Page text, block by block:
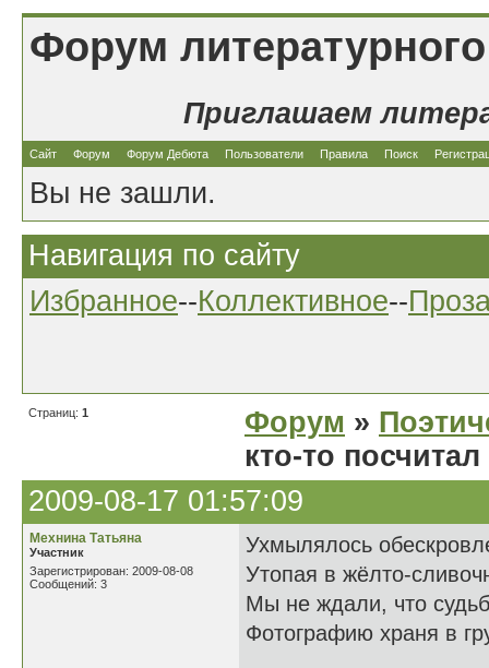
Форум
Приглашаем
Сайт Форум Форум Дебюта Пользователи Правила Поиск
Вы не зашли.
Навигация по сайту
Избранное--Коллективное--
Страниц: 1 Форум »
кто-то
2009-08-17 01:57:09
Мехнина Татьяна
Участник
Зарегистрирован: 2009-08-08
Сообщений: 3
Ухмылялось
Утопая в жёлто-
Мы не ждали, что
Фотографию храня в